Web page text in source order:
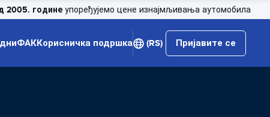
2005. године упоређујемо цене изнајмљивања аутомобила
ФАККорисничка подршка (RS) Пријавите се